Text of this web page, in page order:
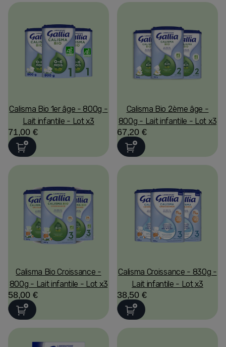
Calisma Bio 1er âge - 800g -
Lait infantile - Lot x3
71,00 €
Calisma Bio 2ème âge -
800g - Lait infantile - Lot x3
67,20 €
Calisma Bio Croissance -
800g - Lait infantile - Lot x3
58,00 €
Calisma Croissance - 830g -
Lait infantile - Lot x3
38,50 €